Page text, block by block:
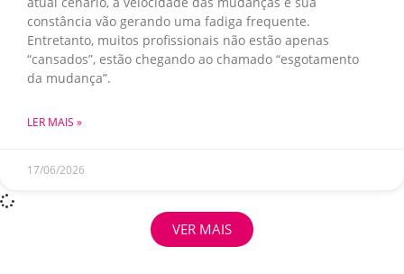
constância vão gerando uma fadiga frequente.
Entretanto, muitos profissionais não estão apenas
“cansados”, estão chegando ao chamado “esgotamento
da mudança”.
LER MAIS »
17/06/2026
VER MAIS